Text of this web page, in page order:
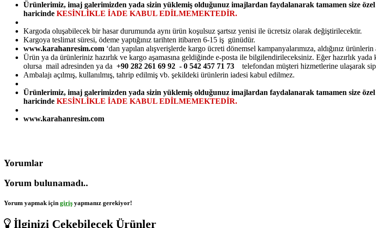
Ürünlerimiz, imaj galerimizden yada sizin yüklemiş olduğunuz imajlardan faydalanarak tamamen size
haricinde KESİNLİKLE İADE KABUL EDİLMEMEKTEDİR.
Kargoda oluşabilecek bir hasar durumunda aynı ürün koşulsuz şartsız yenisi ile ücretsiz olarak değiştirilecektir.
Kargoya teslimat süresi, ödeme yaptığınız tarihten itibaren 6-15 iş günüdür.
www.karahanresim.com ‘dan yapılan alışverişlerde kargo ücreti dönemsel kampanyalarımıza, aldığınız
Ürün ya da ürünleriniz hazırlık ve kargo aşamasına geldiğinde e-posta ile bilgilendirileceksiniz. Eğer hazırlık
olursa mail adresinden ya da +90 282 261 69 92 - 0 542 457 71 73
telefondan müşteri hizmetlerine ulaşarak
Ambalajı açılmış, kullanılmış, tahrip edilmiş vb. şekildeki ürünlerin iadesi kabul edilmez.
Ürünlerimiz, imaj galerimizden yada sizin yüklemiş olduğunuz imajlardan faydalanarak tamamen size
haricinde KESİNLİKLE İADE KABUL EDİLMEMEKTEDİR.
www.karahanresim.com
Yorumlar
Yorum bulunamadı..
Yorum yapmak için giriş yapmanız gerekiyor!
İlginizi Çekebilecek Ürünler